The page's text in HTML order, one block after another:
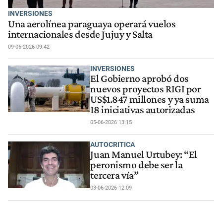
INVERSIONES
Una aerolínea paraguaya operará vuelos
internacionales desde Jujuy y Salta
09-06-2026 09:42
INVERSIONES
El Gobierno aprobó dos
nuevos proyectos RIGI por
US$1.847 millones y ya suma
18 iniciativas autorizadas
05-06-2026 13:15
AUTOCRITICA
Juan Manuel Urtubey: “El
peronismo debe ser la
tercera vía”
03-06-2026 12:09